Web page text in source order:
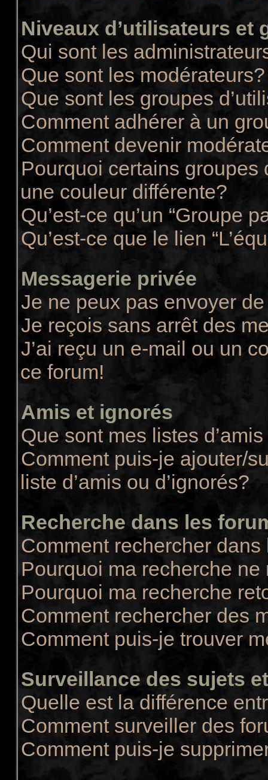
Niveaux d’utilisateurs et
Qui sont les
Que sont les modérateurs?
Que sont les groupes
Comment adhérer à un
Comment devenir
Pourquoi certains groupes
une couleur différente?
Qu’est-ce qu’un “Groupe
Qu’est-ce que le lien
Messagerie privée
Je ne peux pas envoyer
Je reçois sans arrêt des
J’ai reçu un e-mail ou un
ce forum!
Amis et ignorés
Que sont mes listes
Comment puis-je ajouter/
liste d’amis ou d’ignorés?
Recherche dans les
Comment rechercher dans
Pourquoi ma recherche
Pourquoi ma recherche
Comment rechercher des
Comment puis-je trouver
Surveillance des sujets
Quelle est la différence
Comment surveiller des
Comment puis-je